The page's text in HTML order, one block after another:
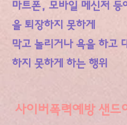
마트폰, 모바일 메신저 등
을 퇴장하지 못하게
막고 놀리거나 욕을 하고
하지 못하게 하는 행위
사이버폭력예방 샌드